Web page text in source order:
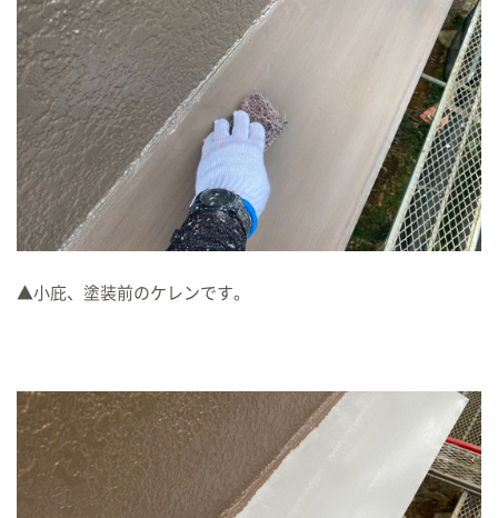
▲小庇、塗装前のケレンです。